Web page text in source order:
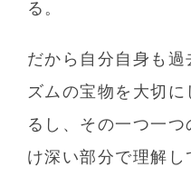
る。
だから自分自身も過
ズムの宝物を大切
るし、その一つ一
け深い部分で理解し